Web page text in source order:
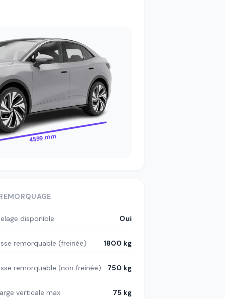
4599 mm
disponible Oui
remorquable (freinée) 1800 kg
remorquable (non freinée) 750 kg
verticale max 75 kg